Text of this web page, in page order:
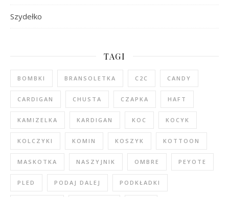
Szydełko
TAGI
BOMBKI BRANSOLETKA C2C CANDY
CARDIGAN CHUSTA CZAPKA HAFT
KAMIZELKA KARDIGAN KOC KOCYK
KOLCZYKI KOMIN KOSZYK KOTTOON
MASKOTKA NASZYJNIK OMBRE PEYOTE
PLED PODAJ DALEJ PODKŁADKI